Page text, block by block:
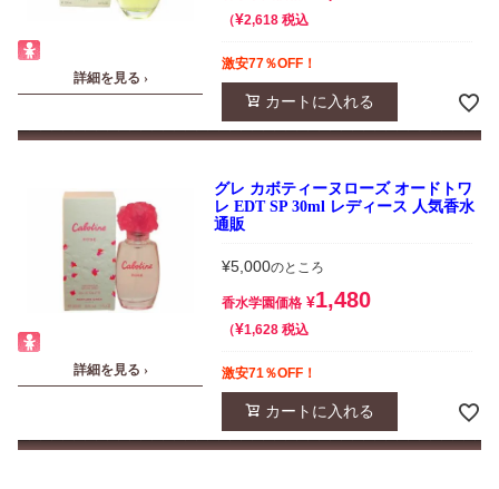
詳細を見る ›
¥2,618 税込
激安77％OFF！
カートに入れる
詳細を見る ›
グレ カボティーヌローズ オードトワ
レ EDT SP 30ml レディース 人気香水
通販
¥5,000のところ
香水学園価格 ¥1,480
¥1,628 税込
激安71％OFF！
カートに入れる